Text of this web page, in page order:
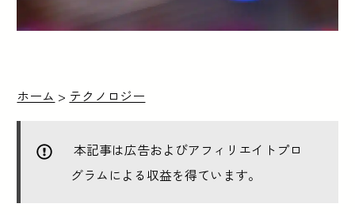
ホーム > テクノロジー
本記事は広告およびアフィリエイトプロ
グラムによる収益を得ています。